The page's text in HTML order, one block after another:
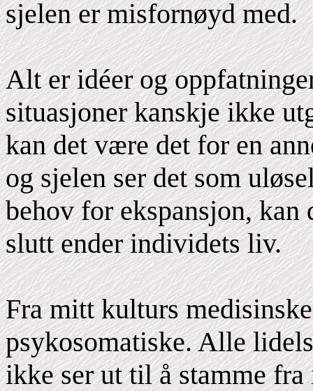
sjelen er misfornøyd med.
Alt er idéer og
situasjoner kanskje ikke
kan det være det for en
og sjelen ser det som
behov for ekspansjon,
slutt ender individets liv.
Fra mitt kulturs
psykosomatiske. Alle
ikke ser ut til å stamme